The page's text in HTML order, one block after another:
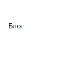
Блог